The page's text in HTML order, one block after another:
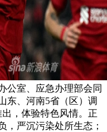
公室、应急办理部会同
东、河南5省（区）调
，体验特色风情。正
，严沉污染处所生态；